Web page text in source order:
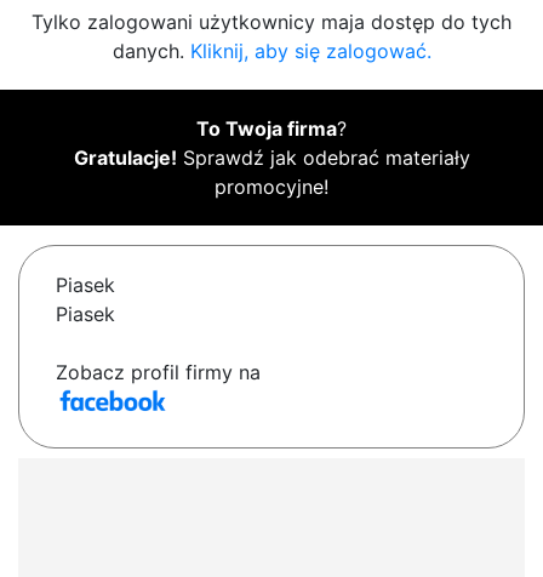
Tylko zalogowani użytkownicy maja dostęp do tych
danych. Kliknij, aby się zalogować.
To Twoja firma?
Gratulacje! Sprawdź jak odebrać materiały
promocyjne!
Piasek
Piasek
Zobacz profil firmy na